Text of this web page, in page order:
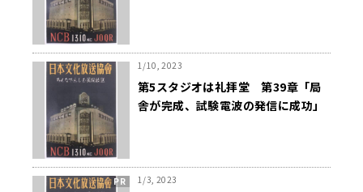
1/10, 2023
第5スタジオは礼拝堂 第39章「局
舎が完成、試験電波の発信に成功」
1/3, 2023